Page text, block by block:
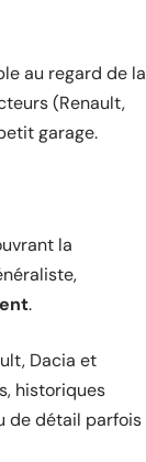
au regard de la
(Renault,
garage.
la
.
Dacia et
historiques
de détail parfois